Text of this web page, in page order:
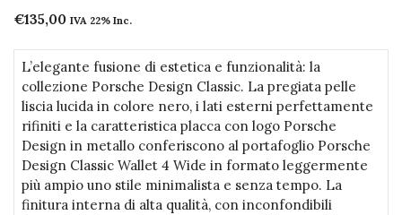
€135,00 IVA 22% Inc.
L’elegante fusione di estetica e funzionalità: la
collezione Porsche Design Classic. La pregiata pelle
liscia lucida in colore nero, i lati esterni perfettamente
rifiniti e la caratteristica placca con logo Porsche
Design in metallo conferiscono al portafoglio Porsche
Design Classic Wallet 4 Wide in formato leggermente
più ampio uno stile minimalista e senza tempo. La
finitura interna di alta qualità, con inconfondibili